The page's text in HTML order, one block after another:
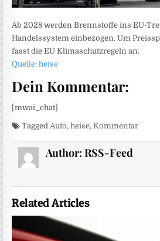
Ab 2028 werden Brennstoffe ins EU-
Handelssystem einbezogen. Um
fasst die EU Klimaschutzregeln an.
Quelle: heise
Dein Kommentar:
[mwai_chat]
TaggedAuto,heise,Kommentar
Author: RSS-Feed
Related Articles